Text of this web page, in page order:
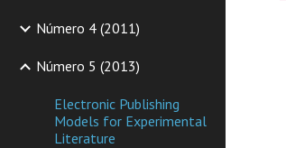
Número 4 (2011)
Número 5 (2013)
Electronic Publishing
Models for Experimental
Literature